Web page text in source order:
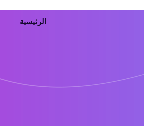
الرئيسية